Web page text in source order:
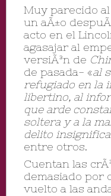
Muy parecido
un aÃ±o
acto en el
agasajar al
versiÃ³n de
de pasada- «al
refugiado en la
libertino, al
que arde
soltera y a la
delito
entre otros.
Cuentan las
demasiado por
vuelto a las